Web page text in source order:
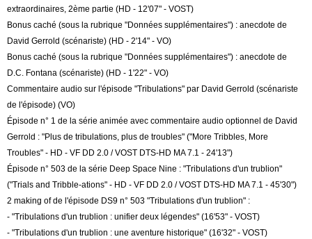
extraordinaires, 2ème partie (HD - 12'07" - VOST)
Bonus caché (sous la rubrique "Données supplémentaires") : anecdote de
David Gerrold (scénariste) (HD - 2'14" - VO)
Bonus caché (sous la rubrique "Données supplémentaires") : anecdote de
D.C. Fontana (scénariste) (HD - 1'22" - VO)
Commentaire audio sur l'épisode "Tribulations" par David Gerrold (scénariste
de l'épisode) (VO)
Épisode n° 1 de la série animée avec commentaire audio optionnel de David
Gerrold : "Plus de tribulations, plus de troubles" ("More Tribbles, More
Troubles" - HD - VF DD 2.0 / VOST DTS-HD MA 7.1 - 24'13")
Épisode n° 503 de la série Deep Space Nine : "Tribulations d'un trublion"
("Trials and Tribble-ations" - HD - VF DD 2.0 / VOST DTS-HD MA 7.1 - 45'30")
2 making of de l'épisode DS9 n° 503 "Tribulations d'un trublion" :
- "Tribulations d'un trublion : unifier deux légendes" (16'53" - VOST)
- "Tribulations d'un trublion : une aventure historique" (16'32" - VOST)